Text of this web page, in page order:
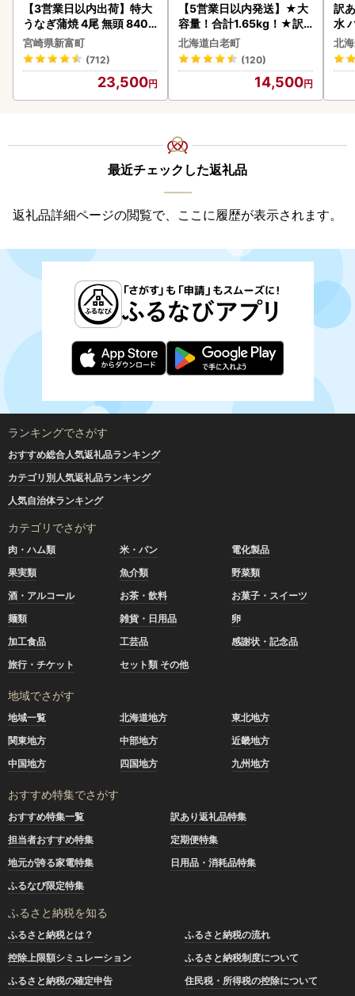
【3営業日以内出荷】特大
うなぎ蒲焼 4尾 無頭 840g
以上 C388-840-3D
宮崎県新富町
(712)
23,500
【5営業日以内発送】★大
容量！合計1.65kg！★訳
あり・牛の里ビーフハンバ
ーグ(110ｇ5枚入）×3 AG
058
北海道白老町
(120)
14,500
訳
水
ク
付
海
取
北
最近チェックした返礼品
返礼品詳細ページの閲覧で、ここに履歴が表示されます。
ランキングでさがす
おすすめ総合人気返礼品ランキング
カテゴリ別人気返礼品ランキング
人気自治体ランキング
カテゴリでさがす
肉・ハム類 米・パン
電化製品
果実類
魚介類
野菜類
酒・アルコール
お茶・飲料
お菓子・スイーツ
麺類
雑貨・日用品
卵
加工食品
工芸品
感謝状・記念品
旅行・チケット
セット類 その他
地域でさがす
地域一覧 北海道地方
東北地方
関東地方
中部地方
近畿地方
中国地方
四国地方 九州地方
おすすめ特集でさがす
おすすめ特集一覧
訳あり返礼品特集
担当者おすすめ特集
定期便特集
地元が誇る家電特集
日用品・消耗品特集
ふるなび限定特集
ふるさと納税を知る
ふるさと納税とは？
ふるさと納税の流れ
控除上限額シミュレーション
ふるさと納税制度について
ふるさと納税の確定申告
住民税・所得税の控除について